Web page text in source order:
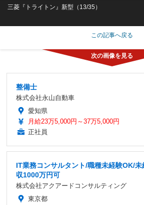
三菱『トライトン』新型（13/35）
この記事へ戻る
整備士
株式会社永山自動車
愛知県
月給23万5,000円～37万5,000円
正社員
IT業務コンサルタント/職種未経験OK/
収1000万円可
株式会社アクアードコンサルティング
東京都